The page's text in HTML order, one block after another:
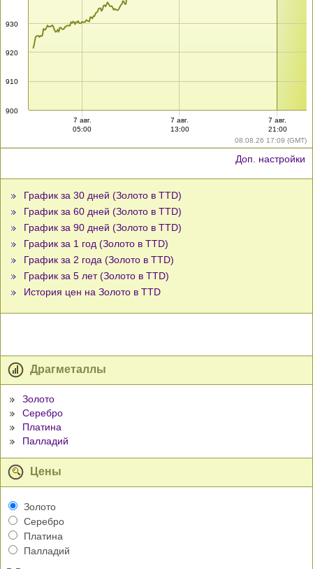
08.08.26 17:09 (GMT)
900
910
920
930
7 авг.
05:00
7 авг.
13:00
7 авг.
21:00
Доп. настройки
График за 30 дней (Золото в TTD)
График за 60 дней (Золото в TTD)
График за 90 дней (Золото в TTD)
График за 1 год (Золото в TTD)
График за 2 года (Золото в TTD)
График за 5 лет (Золото в TTD)
История цен на Золото в TTD
Драгметаллы
Золото
Серебро
Платина
Палладий
Цены
Золото
Серебро
Платина
Палладий